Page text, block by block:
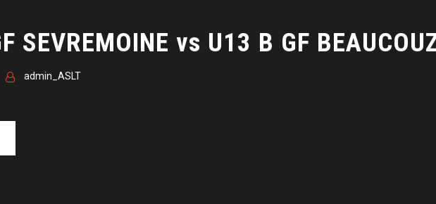
SEVREMOINE vs U13 B GF
admin_ASLT